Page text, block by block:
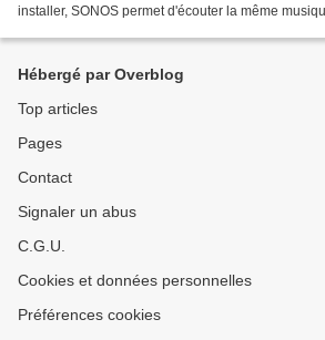
installer, SONOS permet d'écouter la même
Hébergé par Overblog
Top articles
Pages
Contact
Signaler un abus
C.G.U.
Cookies et données personnelles
Préférences cookies